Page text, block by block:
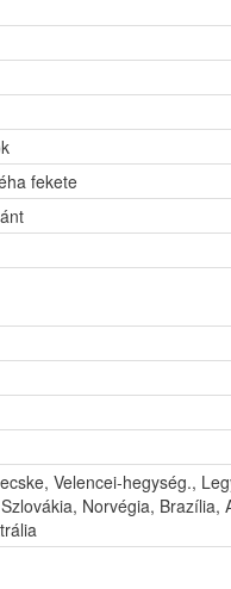
fekete
Velencei-hegység.,
Norvégia, Brazília,